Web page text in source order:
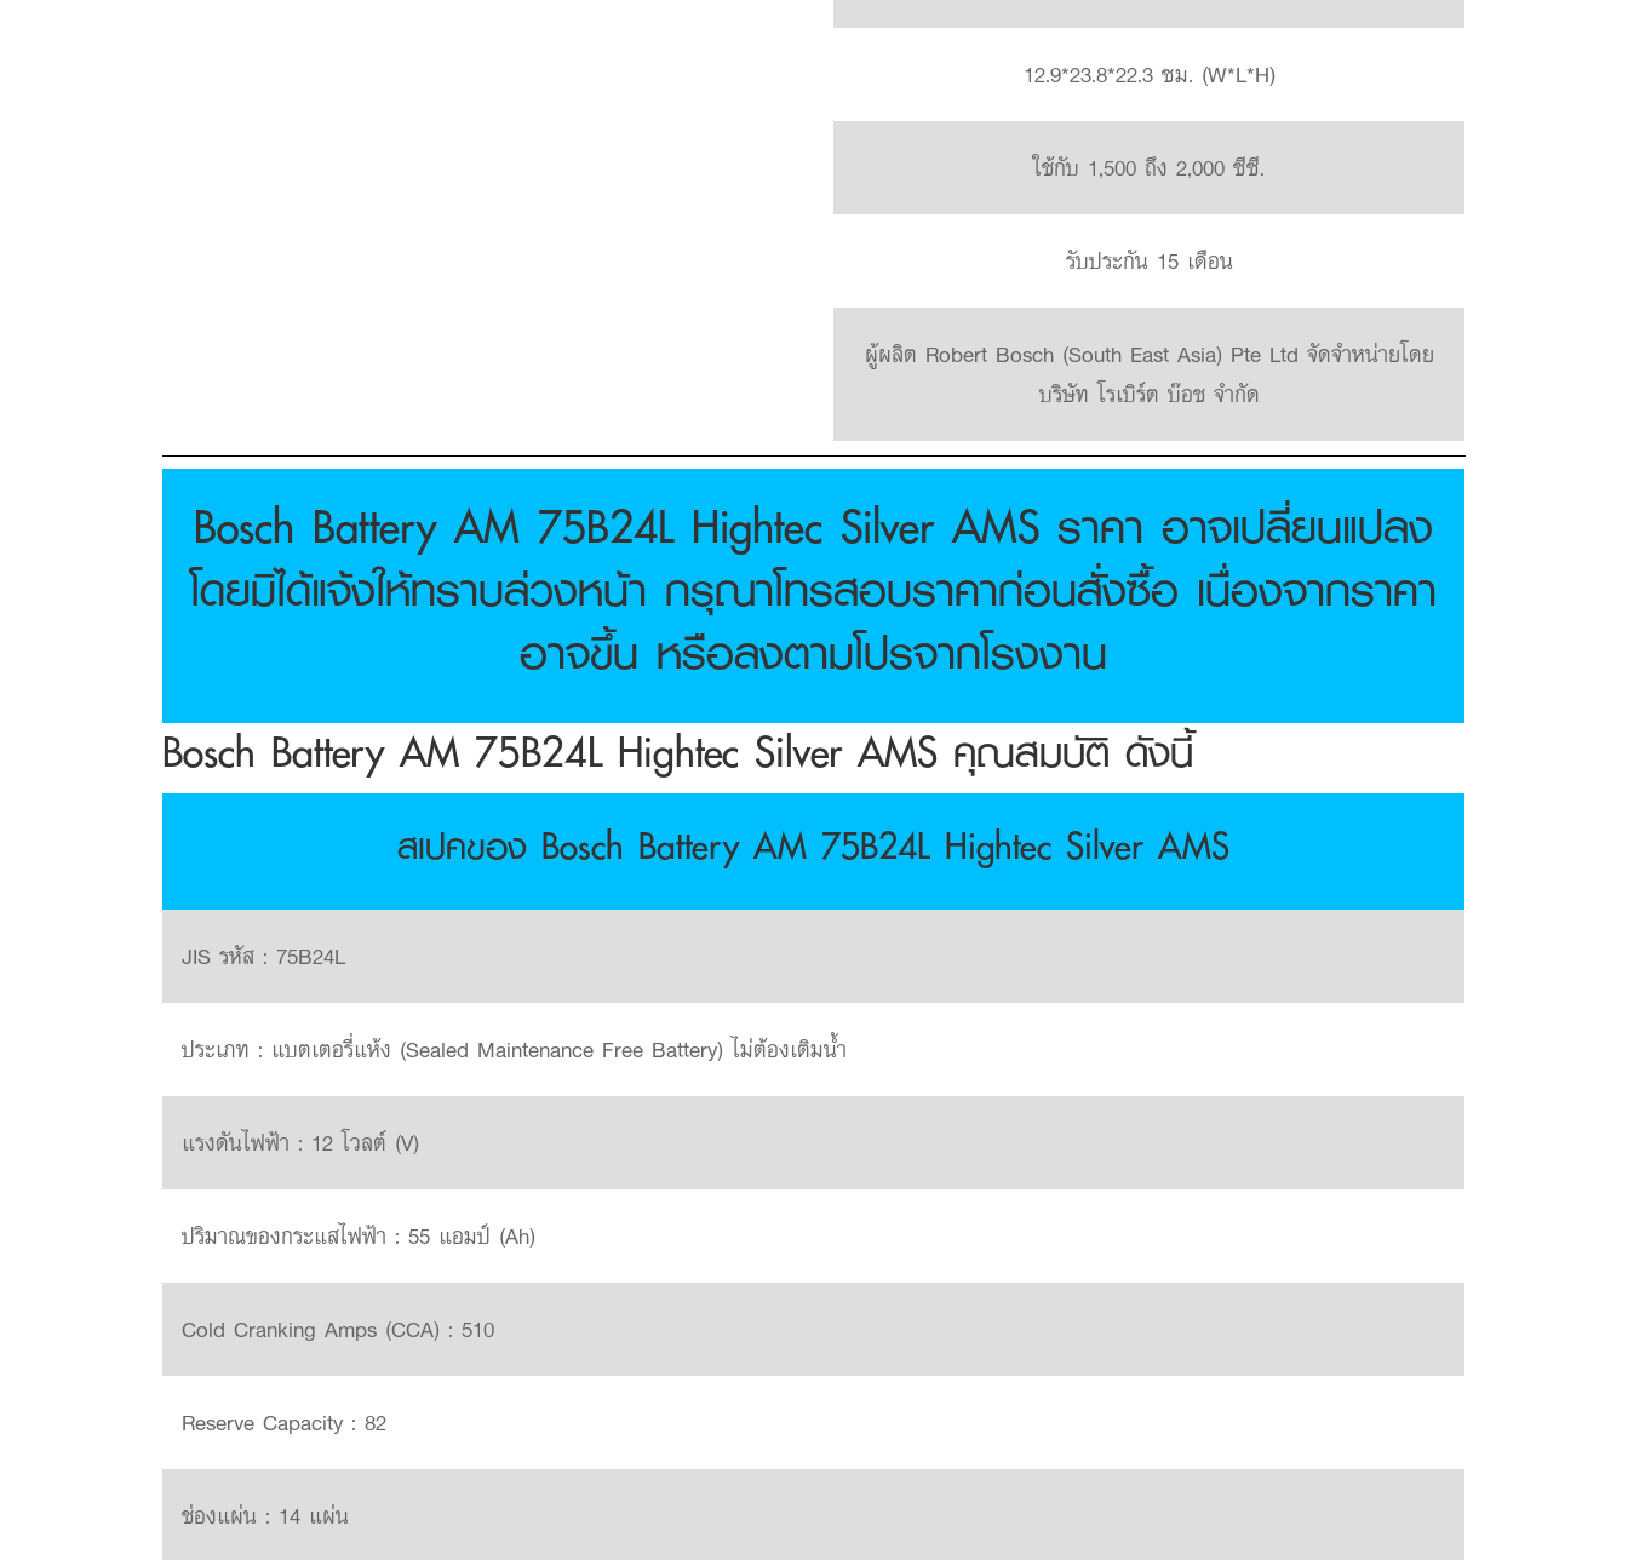
12.9*23.8*22.3 ซม. (W*L*H)
ใช้กับ 1,500 ถึง 2,000 ซีซี.
รับประกัน 15 เดือน
ผู้ผลิต Robert Bosch (South East Asia) Pte Ltd จัดจำหน่ายโดย
บริษัท โรเบิร์ต บ๊อช จำกัด
Bosch Battery AM 75B24L Hightec Silver AMS ราคา อาจเปลี่ยนแปลง
โดยมิได้แจ้งให้ทราบล่วงหน้า กรุณาโทรสอบราคาก่อนสั่งซื้อ เนื่องจากราคา
อาจขึ้น หรือลงตามโปรจากโรงงาน
Bosch Battery AM 75B24L Hightec Silver AMS คุณสมบัติ ดังนี้
สเปคของ Bosch Battery AM 75B24L Hightec Silver AMS
JIS รหัส : 75B24L
ประเภท : แบตเตอรี่แห้ง (Sealed Maintenance Free Battery) ไม่ต้องเติมน้ำ
แรงดันไฟฟ้า : 12 โวลต์ (V)
ปริมาณของกระแสไฟฟ้า : 55 แอมป์ (Ah)
Cold Cranking Amps (CCA) : 510
Reserve Capacity : 82
ช่องแผ่น : 14 แผ่น